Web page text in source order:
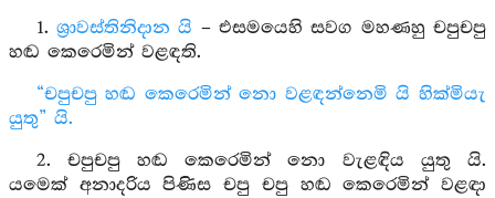
1. ශ්‍රාවස්තිනිදාන යි – එසමයෙහි සවග මහණහු චපුචපු
හඬ කෙරෙමින් වළඳති.
“චපුචපු හඬ කෙරෙමින් නො වළඳන්නෙමි යි හික්මියැ
යුතු” යි.
2. චපුචපු හඬ කෙරෙමින් නො වැළඳිය යුතු යි.
යමෙක් අනාදරිය පිණිස චපු චපු හඬ කෙරෙමින් වළඳා